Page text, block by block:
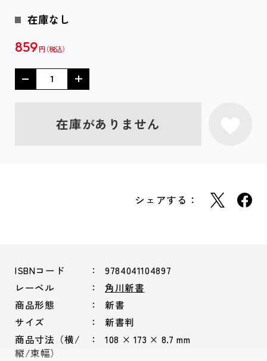
在庫なし
859 円
在庫がありません
シェアする：
ISBNコード
9784041104897
レーベル
角川新書
商品形態
新書
サイズ
新書判
商品寸法（横/
縦/束幅）
108 × 173 × 8.7 mm